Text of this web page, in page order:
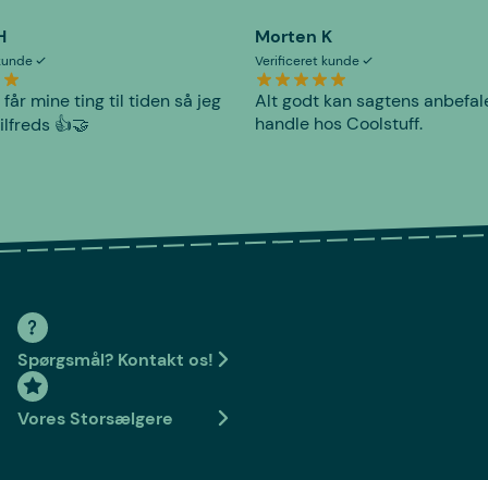
får mine ting til tiden så jeg
👍🤝
Morten K
Verificeret kunde
Alt godt kan sagtens
handle hos Coolstuff.
Spørgsmål? Kontakt os!
Vores Storsælgere